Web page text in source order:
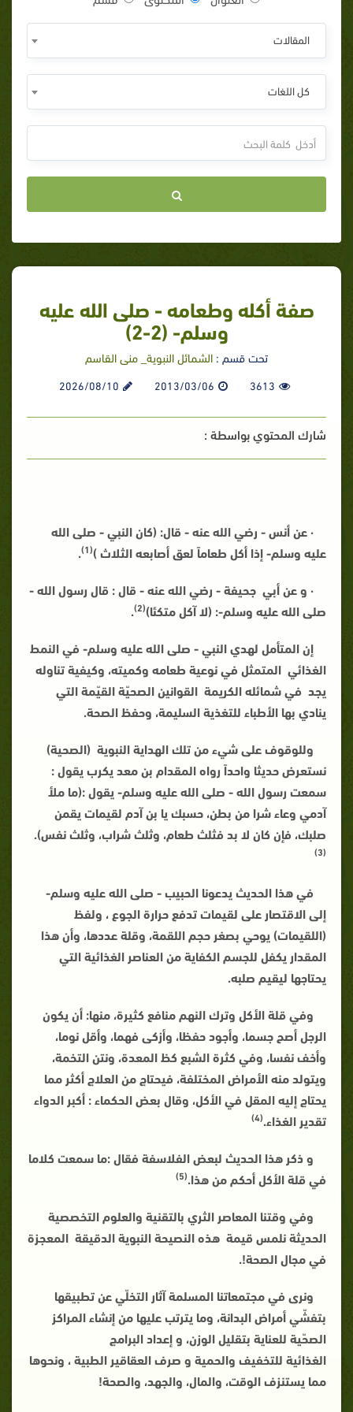
المقالات
كل اللغات
صفة أكله وطعامه - صلى الله عليه
وسلم- (2-2)
تحت قسم : الشمائل النبوية_ منى القاسم
3613
2013/03/06
2026/08/10
شارك المحتوي بواسطة :
· عن أنس - رضي الله عنه - قال: (كان النبي - صلى الله
عليه وسلم- إذا أكل طعاماً لعق أصابعه الثلاث )(1)
.
· و عن أبي جحيفة - رضي الله عنه - قال : قال رسول الله -
صلى الله عليه وسلم-: (لا آكل متكئا)(2)
.
إن المتأمل لهدي النبي - صلى الله عليه وسلم- في النمط
الغذائي المتمثل في نوعية طعامه وكميته، وكيفية تناوله
يجد في شمائله الكريمة القوانين الصحيّة القيّمة التي
ينادي بها الأطباء للتغذية السليمة، وحفظ الصحة.
وللوقوف على شيء من تلك الهداية النبوية (الصحية)
نستعرض حديثا واحداً رواه المقدام بن معد يكرب يقول :
سمعت رسول الله - صلى الله عليه وسلم- يقول :(ما ملأ
آدمي وعاء شرا من بطن، حسبك يا بن آدم لقيمات يقمن
صلبك، فإن كان لا بد فثلث طعام، وثلث شراب، وثلث نفس).
(3)
في هذا الحديث يدعونا الحبيب - صلى الله عليه وسلم-
إلى الاقتصار على لقيمات تدفع حرارة الجوع ، ولفظ
(اللقيمات) يوحي بصغر حجم اللقمة، وقلة عددها، وأن هذا
المقدار يكفل للجسم الكفاية من العناصر الغذائية التي
يحتاجها ليقيم صلبه.
وفي قلة الأكل وترك النهم منافع كثيرة، منها: أن يكون
الرجل أصح جسما، وأجود حفظا، وأزكى فهما، وأقل نوما،
وأخف نفسا، وفي كثرة الشبع كظ المعدة، ونتن التخمة،
ويتولد منه الأمراض المختلفة، فيحتاج من العلاج أكثر مما
يحتاج إليه المقل في الأكل، وقال بعض الحكماء : أكبر الدواء
تقدير الغذاء.(4)
و ذكر هذا الحديث لبعض الفلاسفة فقال :ما سمعت كلاما
في قلة الأكل أحكم من هذا.(5)
وفي وقتنا المعاصر الثري بالتقنية والعلوم التخصصية
الحديثة نلمس قيمة هذه النصيحة النبوية الدقيقة المعجزة
في مجال الصحة!.
ونرى في مجتمعاتنا المسلمة آثار التخلّي عن تطبيقها
بتفشّي أمراض البدانة، وما يترتب عليها من إنشاء المراكز
الصحّية للعناية بتقليل الوزن، و إعداد البرامج
الغذائية للتخفيف والحمية و صرف العقاقير الطبية ، ونحوها
مما يستنزف الوقت، والمال، والجهد، والصحة!